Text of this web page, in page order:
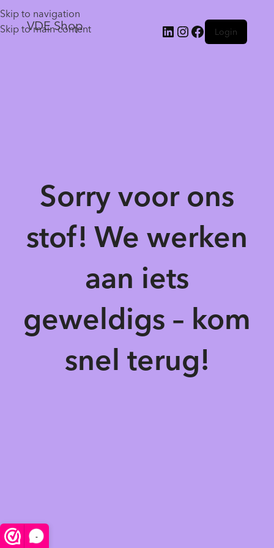
-
Skip to navigation
Skip to main content
VDE Shop Login
Sorry voor ons
stof! We werken
aan iets
geweldigs – kom
snel terug!